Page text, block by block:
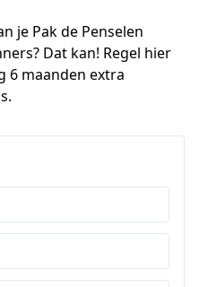
je Pak de Penselen
Dat kan! Regel hier
6 maanden extra